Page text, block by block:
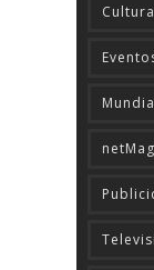
Cultura